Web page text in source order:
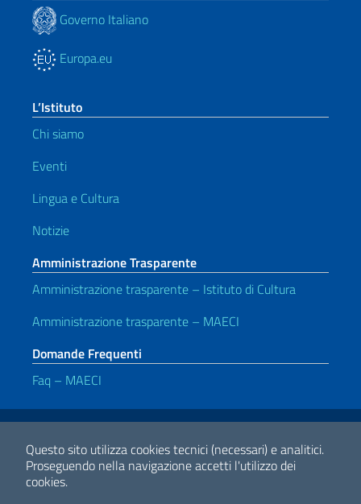
Questo sito utilizza cookies tecnici (necessari) e analitici.
Proseguendo nella navigazione accetti l'utilizzo dei
cookies.
Governo Italiano
Europa.eu
L’Istituto
Chi siamo
Eventi
Lingua e Cultura
Notizie
Amministrazione Trasparente
Amministrazione trasparente – Istituto di Cultura
Amministrazione trasparente – MAECI
Domande Frequenti
Faq – MAECI
Link Utili